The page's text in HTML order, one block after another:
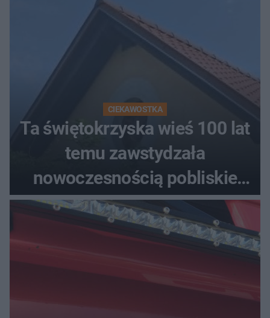
CIEKAWOSTKA
Ta świętokrzyska wieś 100 lat
temu zawstydzała
nowoczesnością pobliskie
miasta. Prąd, telefon i
luksusowa auta